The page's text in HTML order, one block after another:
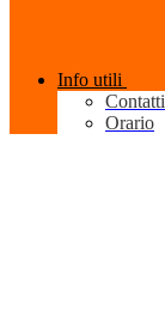
Info utili
Contatti
Orario